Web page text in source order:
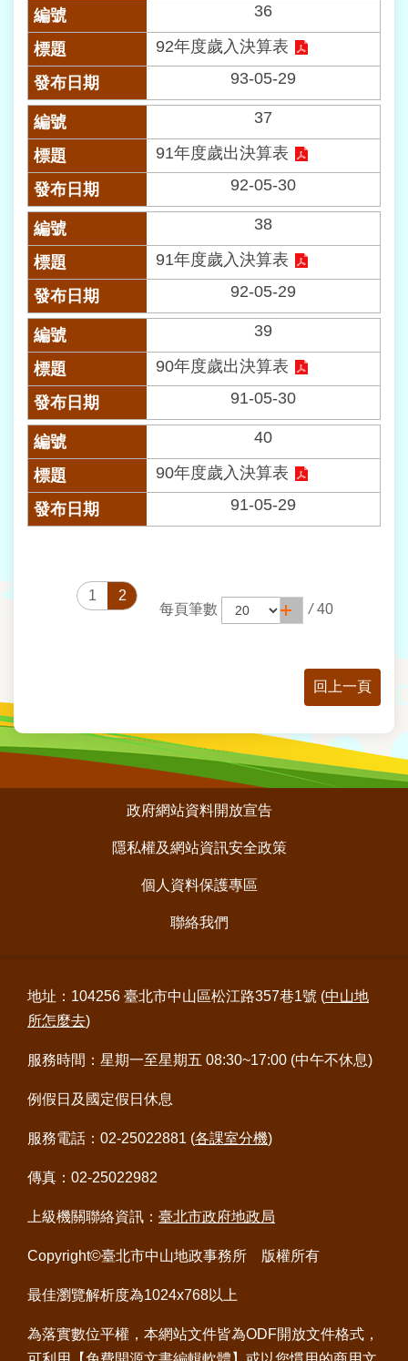
全
策
料
護
區
絡
們
36
92年度歲入決算表
93-05-29
37
91年度歲出決算表
92-05-30
38
91年度歲入決算表
92-05-29
39
90年度歲出決算表
91-05-30
40
90年度歲入決算表
91-05-29
1
2
每頁筆數
/ 40
回上一頁
政府網站資料開放宣告
隱私權及網站資訊安全政策
個人資料保護專區
聯絡我們
地址：104256 臺北市中山區松江路357巷1號 (中山地
所怎麼去)
服務時間：星期一至星期五 08:30~17:00 (中午不休息)
例假日及國定假日休息
服務電話：02-25022881 (各課室分機)
傳真：02-25022982
上級機關聯絡資訊： 臺北市政府地政局
Copyright©臺北市中山地政事務所 版權所有
最佳瀏覽解析度為1024x768以上
為落實數位平權，本網站文件皆為ODF開放文件格式，